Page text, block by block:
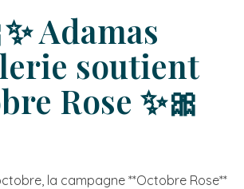
Adamas
soutient
Rose ✨🎀
la campagne **Octobre Rose**